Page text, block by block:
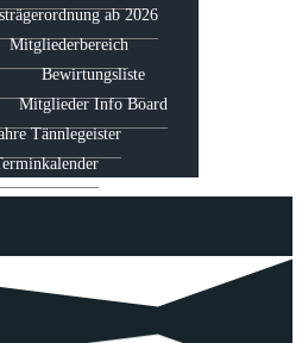
ab 2026
Mitgliederbereich
Bewirtungsliste
Mitglieder Info Board
Tännlegeister